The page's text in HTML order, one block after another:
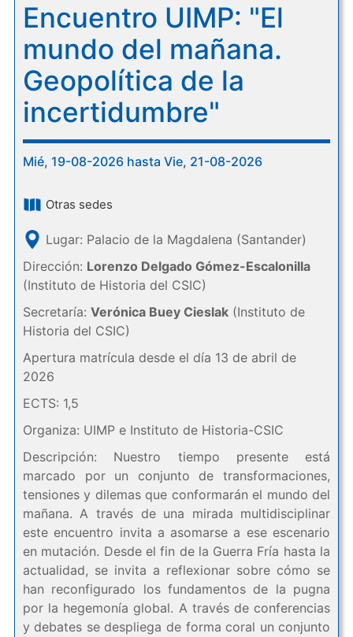
Encuentro UIMP: "El
mundo del mañana.
Geopolítica de la
incertidumbre"
Mié, 19-08-2026 hasta Vie, 21-08-2026
Otras sedes
Lugar: Palacio de la Magdalena (Santander)
Dirección: Lorenzo Delgado Gómez-Escalonilla
(Instituto de Historia del CSIC)
Secretaría: Verónica Buey Cieslak(Instituto de
Historia del CSIC)
Apertura matrícula desde el día 13 de abril de
2026
ECTS: 1,5
Organiza: UIMP e Instituto de Historia-CSIC
Descripción: Nuestro tiempo presente está
marcado por un conjunto de transformaciones,
tensiones y dilemas que conformarán el mundo del
mañana. A través de una mirada multidisciplinar
este encuentro invita a asomarse a ese escenario
en mutación. Desde el fin de la Guerra Fría hasta la
actualidad, se invita a reflexionar sobre cómo se
han reconfigurado los fundamentos de la pugna
por la hegemonía global. A través de conferencias
y debates se despliega de forma coral un conjunto